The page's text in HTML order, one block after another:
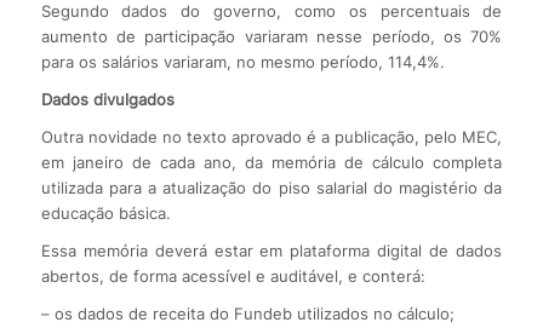
Segundo dados do governo, como os percentuais de
aumento de participação variaram nesse período, os 70%
para os salários variaram, no mesmo período, 114,4%.
Dados divulgados
Outra novidade no texto aprovado é a publicação, pelo MEC,
em janeiro de cada ano, da memória de cálculo completa
utilizada para a atualização do piso salarial do magistério da
educação básica.
Essa memória deverá estar em plataforma digital de dados
abertos, de forma acessível e auditável, e conterá:
– os dados de receita do Fundeb utilizados no cálculo;